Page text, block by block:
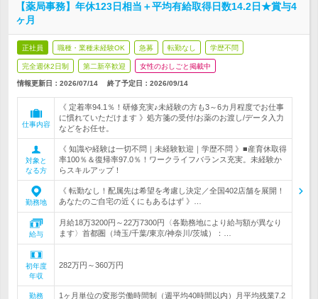
【薬局事務】年休123日相当＋平均有給取得日数14.2日★賞与4
ヶ月
正社員 職種・業種未経験OK 急募 転勤なし 学歴不問
完全週休2日制 第二新卒歓迎 女性のおしごと掲載中
情報更新日：2026/07/14 終了予定日： 2026/09/14
仕事内容
《 定着率94.1％！研修充実♪未経験の方も3～6カ月程度でお仕事
に慣れていただけます 》処方箋の受付/お薬のお渡し/データ入力
などをお任せ。
対象と
なる方
《 知識や経験は一切不問｜未経験歓迎｜学歴不問 》■産育休取得
率100％＆復帰率97.0％！ワークライフバランス充実。未経験か
らスキルアップ！
勤務地
《 転勤なし！配属先は希望を考慮し決定／全国402店舗を展開！
あなたのご自宅の近くにもあるはず 》…
給与
月給18万3200円～22万7300円〈各勤務地により給与額が異なり
ます〉首都圏（埼玉/千葉/東京/神奈川/茨城）：…
初年度
年収
282万円～360万円
勤務
1ヶ月単位の変形労働時間制（週平均40時間以内）月平均残業7.2